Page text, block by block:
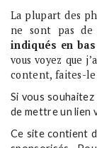
La plupart des
ne sont pas de
indiqués en
vous voyez que
content, faites-le
Si vous
de mettre un lien
Ce site contient